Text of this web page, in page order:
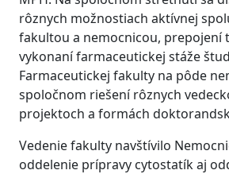
rôznych možnostiach aktívnej
fakultou a nemocnicou, prepojení
vykonaní farmaceutickej stáže
Farmaceutickej fakulty na pôde
spoločnom riešení rôznych
projektoch a formách
Vedenie fakulty navštívilo
oddelenie prípravy cytostatík aj